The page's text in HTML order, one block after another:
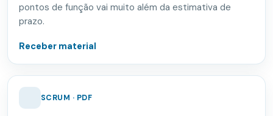
pontos de função vai muito além da estimativa de
prazo.
Receber material
SCRUM · PDF